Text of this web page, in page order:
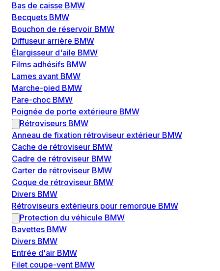
Bas de caisse BMW
Becquets BMW
Bouchon de réservoir BMW
Diffuseur arrière BMW
Élargisseur d'aile BMW
Films adhésifs BMW
Lames avant BMW
Marche-pied BMW
Pare-choc BMW
Poignée de porte extérieure BMW
Rétroviseurs BMW
Anneau de fixation rétroviseur extérieur BMW
Cache de rétroviseur BMW
Cadre de rétroviseur BMW
Carter de rétroviseur BMW
Coque de rétroviseur BMW
Divers BMW
Rétroviseurs extérieurs pour remorque BMW
Protection du véhicule BMW
Bavettes BMW
Divers BMW
Entrée d'air BMW
Filet coupe-vent BMW